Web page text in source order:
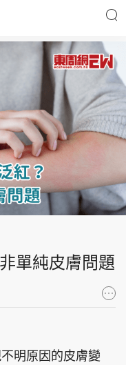
優享生活
會員活動
東周專欄
單純皮膚問題
明原因的皮膚變